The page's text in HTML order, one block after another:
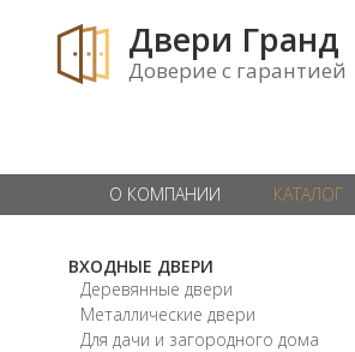
Двери Гранд
Доверие с гарантией
О КОМПАНИИ КАТАЛОГ
ВХОДНЫЕ ДВЕРИ
Деревянные двери
Металлические двери
Для дачи и загородного дома